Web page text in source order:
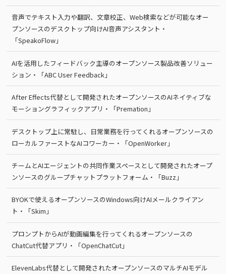
音声でテキスト入力や翻訳、文章校正、Web検索などが可能なオー
プンソースのデスクトップ向けAI音声アシスタント・
「SpeakoFlow」
AIを活用したフィードバック主導のオープンソース製品改善ソリュー
ション・「ABC User Feedback」
After Effects代替として開発されたオープンソースのAIネイティブな
モーショングラフィックアプリ・「Premation」
デスクトップ上に常駐し、日常業務を行ってくれるオープンソースの
ローカルファーストなAIコワーカー・「OpenWorker」
チームとAIエージェントの共同作業スペースとして開発されたオープ
ンソースのグループチャットプラットフォーム・「Buzz」
BYOKで使えるオープンソースのWindows向けAIメールクライアン
ト・「Skim」
プロンプトからAIが動画編集を行ってくれるオープンソースの
ChatCut代替アプリ・「OpenChatCut」
ElevenLabs代替として開発されたオープンソースのマルチAIモデル